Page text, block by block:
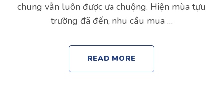
chung vẫn luôn được ưa chuộng. Hiện mùa tựu
trường đã đến, nhu cầu mua …
READ MORE